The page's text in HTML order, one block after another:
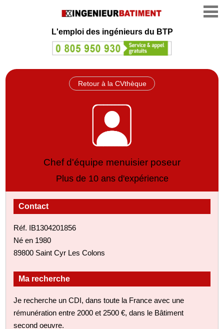
L'emploi des ingénieurs du BTP
Retour à la CVthèque
Chef d'équipe menuisier poseur
Plus de 10 ans d'expérience
Contact
Réf. IB1304201856
Né en 1980
89800 Saint Cyr Les Colons
Ma recherche
Je recherche un CDI, dans toute la France avec une
rémunération entre 2000 et 2500 €, dans le Bâtiment
second oeuvre.